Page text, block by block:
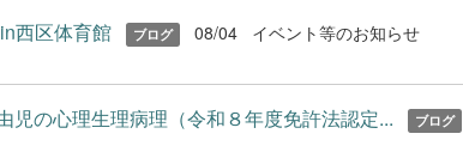
西区体育館 ブログ 08/04 イベント等のお知らせ
児の心理生理病理（令和８年度免許法認定... ブログ